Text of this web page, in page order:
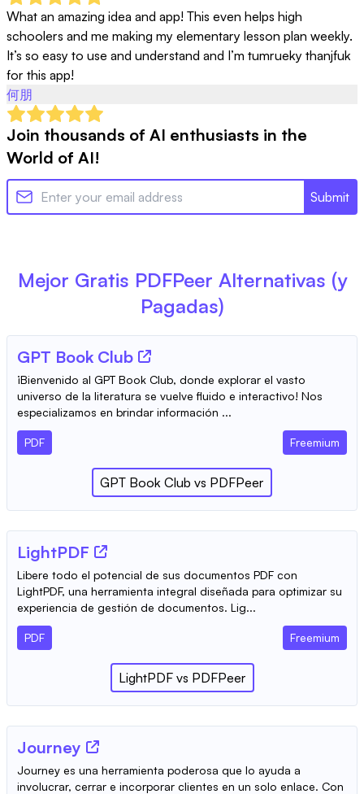
What an amazing idea and app! This even helps high
schoolers and me making my elementary lesson plan weekly.
It’s so easy to use and understand and I’m tumrueky thanjfuk
for this app!
何朋
Join thousands of AI enthusiasts in the
World of AI!
Submit
Mejor Gratis PDFPeer Alternativas (y
Pagadas)
GPT Book Club
¡Bienvenido al GPT Book Club, donde explorar el vasto
universo de la literatura se vuelve fluido e interactivo! Nos
especializamos en brindar información ...
PDF Freemium
GPT Book Club vs PDFPeer
LightPDF
Libere todo el potencial de sus documentos PDF con
LightPDF, una herramienta integral diseñada para optimizar su
experiencia de gestión de documentos. Lig...
PDF Freemium
LightPDFvs PDFPeer
Journey
Journey es una herramienta poderosa que lo ayuda a
involucrar, cerrar e incorporar clientes en un solo enlace. Con